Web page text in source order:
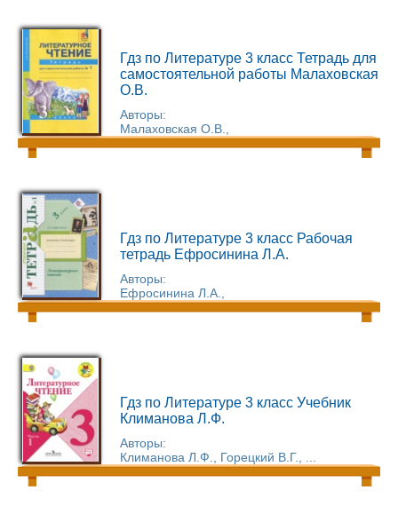
Гдз по Литературе 3 класс Тетрадь для
самостоятельной работы Малаховская
О.В.
Авторы:
Малаховская О.В.,
Гдз по Литературе 3 класс Рабочая
тетрадь Ефросинина Л.А.
Авторы:
Ефросинина Л.А.,
Гдз по Литературе 3 класс Учебник
Климанова Л.Ф.
Авторы:
Климанова Л.Ф., Горецкий В.Г., ...